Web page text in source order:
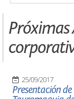
Próximas
25/09/2017
Presentación